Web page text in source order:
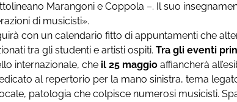
Marangoni e Coppola –. Il suo
di musicisti».
con un calendario fitto di appuntamenti che
tra gli studenti e artisti ospiti. Tra gli eventi
internazionale, che il 25 maggio affiancherà
al repertorio per la mano sinistra, tema
patologia che colpisce numerosi musicisti.